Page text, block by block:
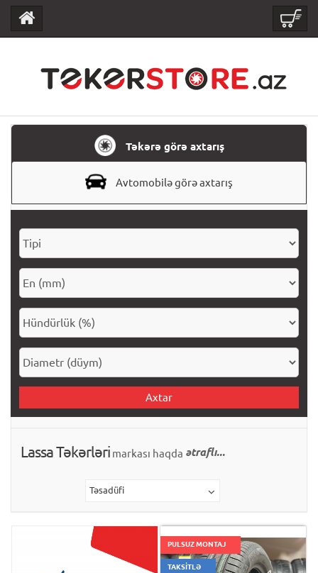
Təkərə görə axtarış
Avtomobilə görə axtarış
Axtar
Lassa Təkərləri markası haqda ətraflı...
Təsadüfi
PULSUZ MONTAJ
TAKSİTLƏ